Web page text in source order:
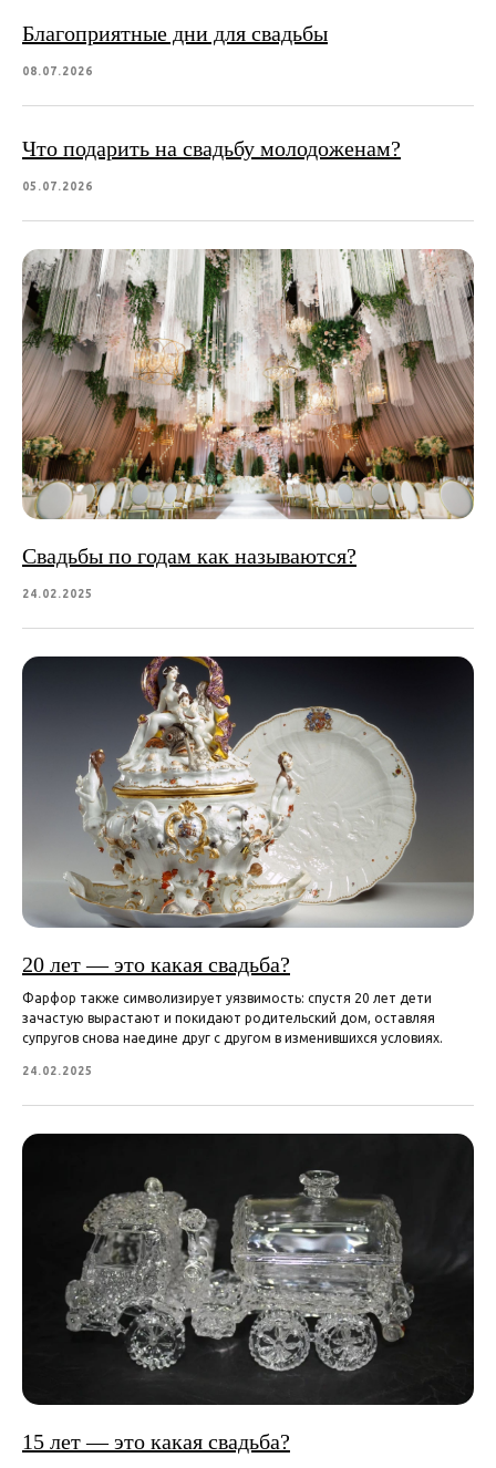
Благоприятные дни для свадьбы
08.07.2026
Что подарить на свадьбу молодоженам?
05.07.2026
Свадьбы по годам как называются?
24.02.2025
20 лет — это какая свадьба?
Фарфор также символизирует уязвимость: спустя 20 лет дети
зачастую вырастают и покидают родительский дом, оставляя
супругов снова наедине друг с другом в изменившихся условиях.
24.02.2025
15 лет — это какая свадьба?